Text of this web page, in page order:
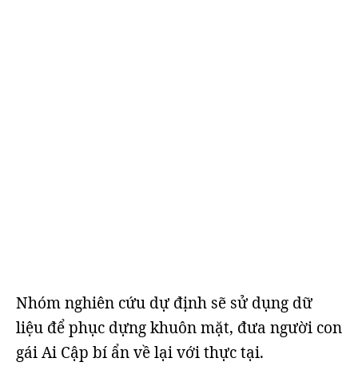
Nhóm nghiên cứu dự định sẽ sử dụng dữ
liệu để phục dựng khuôn mặt, đưa người con
gái Ai Cập bí ẩn về lại với thực tại.